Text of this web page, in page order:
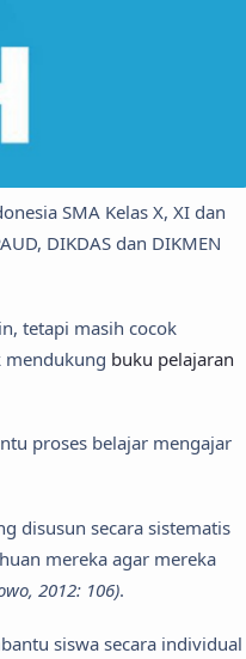
SMA Kelas X, XI dan
DIKDAS dan DIKMEN
tetapi masih cocok
mendukung buku pelajaran
proses belajar mengajar
disusun secara sistematis
mereka agar mereka
2012: 106).
siswa secara individual